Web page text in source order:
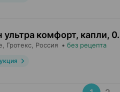
ультра комфорт, капли,
Гротекс , Россия • без рецепта